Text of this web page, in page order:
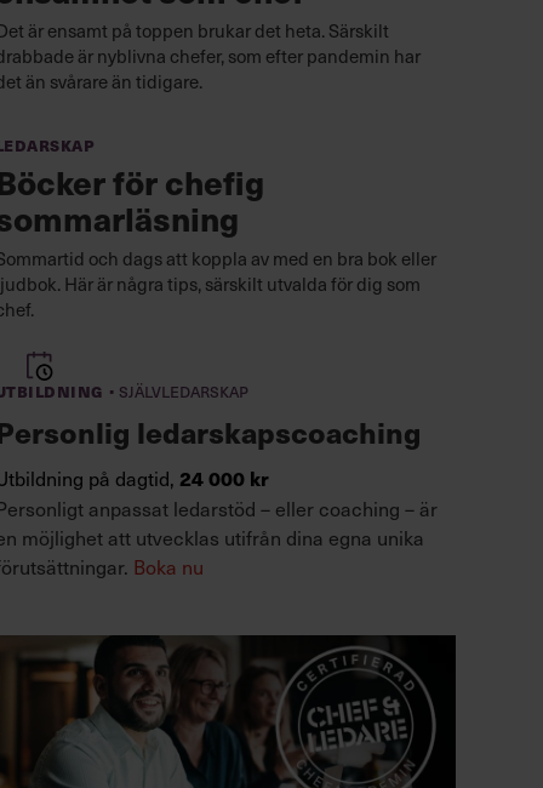
är ensamt på toppen brukar det heta. Särskilt
är nyblivna chefer, som efter pandemin har
än svårare än tidigare.
för chefig
och dags att koppla av med en bra bok eller
Här är några tips, särskilt utvalda för dig som
· Självledarskap
ledarskapscoaching
på dagtid, 24 000 kr
anpassat ledarstöd – eller coaching – är
möjlighet att utvecklas utifrån dina egna unika
Boka nu